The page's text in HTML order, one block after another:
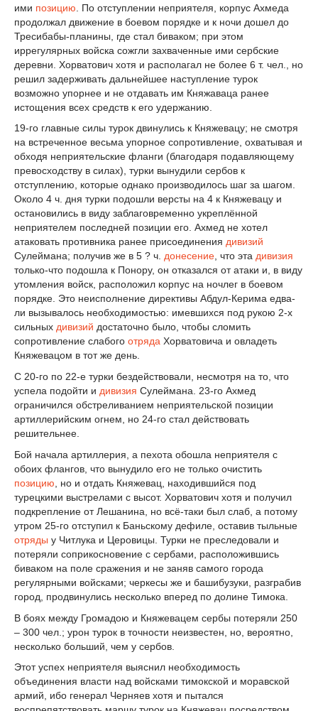
ими позицию . По отступлении неприятеля, корпус Ахмеда
продолжал движение в боевом порядке и к ночи дошел до
Тресибабы-планины, где стал биваком; при этом
иррегулярных войска сожгли захваченные ими сербские
деревни. Хорватович хотя и располагал не более 6 т. чел., но
решил задерживать дальнейшее наступление турок
возможно упорнее и не отдавать им Княжаваца ранее
истощения всех средств к его удержанию.
19-го главные силы турок двинулись к Княжевацу; не смотря
на встреченное весьма упорное сопротивление, охватывая и
обходя неприятельские фланги (благодаря подавляющему
превосходству в силах), турки вынудили сербов к
отступлению, которые однако производилось шаг за шагом.
Около 4 ч. дня турки подошли версты на 4 к Княжевацу и
остановились в виду заблаговременно укреплённой
неприятелем последней позиции его. Ахмед не хотел
атаковать противника ранее присоединения дивизий
Сулеймана; получив же в 5 ? ч. донесение, что эта дивизия
только-что подошла к Понору, он отказался от атаки и, в виду
утомления войск, расположил корпус на ночлег в боевом
порядке. Это неисполнение директивы Абдул-Керима едва-
ли вызывалось необходимостью: имевшихся под рукою 2-х
сильных дивизий достаточно было, чтобы сломить
сопротивление слабого отряда Хорватовича и овладеть
Княжевацом в тот же день.
С 20-го по 22-е турки бездействовали, несмотря на то, что
успела подойти и дивизия Сулеймана. 23-го Ахмед
ограничился обстреливанием неприятельской позиции
артиллерийским огнем, но 24-го стал действовать
решительнее.
Бой начала артиллерия, а пехота обошла неприятеля с
обоих флангов, что вынудило его не только очистить
позицию , но и отдать Княжевац, находившийся под
турецкими выстрелами с высот. Хорватович хотя и получил
подкрепление от Лешанина, но всё-таки был слаб, а потому
утром 25-го отступил к Баньскому дефиле, оставив тыльные
отряды у Читлука и Церовицы. Турки не преследовали и
потеряли соприкосновение с сербами, расположившись
биваком на поле сражения и не заняв самого города
регулярными войсками; черкесы же и башибузуки, разграбив
город, продвинулись несколько вперед по долине Тимока.
В боях между Громадою и Княжевацем сербы потеряли 250
– 300 чел.; урон турок в точности неизвестен, но, вероятно,
несколько больший, чем у сербов.
Этот успех неприятеля выяснил необходимость
объединения власти над войсками тимокской и моравской
армий, ибо генерал Черняев хотя и пытался